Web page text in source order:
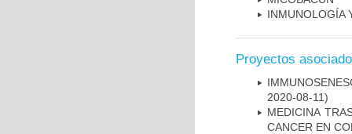
INMUNOLOGÍA
Proyectos
2020-08-11)
MEDICINA
CANCER EN